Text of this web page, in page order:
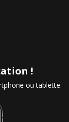
!
ou tablette.